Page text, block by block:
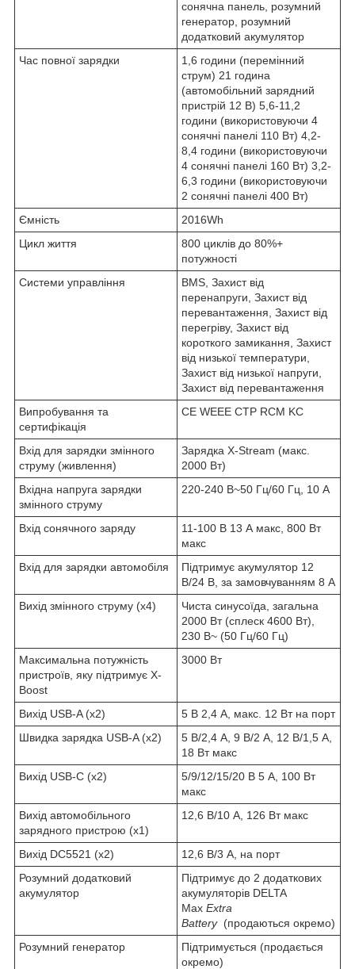
сонячна панель, розумний
генератор, розумний
додатковий акумулятор
Час повної зарядки
1,6 години (перемінний
струм) 21 година
(автомобільний зарядний
пристрій 12 В) 5,6-11,2
години (використовуючи 4
сонячні панелі 110 Вт) 4,2-
8,4 години (використовуючи
4 сонячні панелі 160 Вт) 3,2-
6,3 години (використовуючи
2 сонячні панелі 400 Вт)
Ємність
2016Wh
Цикл життя
800 циклів до 80%+
потужності
Системи управління
BMS, Захист від
перенапруги, Захист від
перевантаження, Захист від
перегріву, Захист від
короткого замикання, Захист
від низької температури,
Захист від низької напруги,
Захист від перевантаження
Випробування та
сертифікація
CE WEEE CTP RCM KC
Вхід для зарядки змінного
струму (живлення)
Зарядка X-Stream (макс.
2000 Вт)
Вхідна напруга зарядки
змінного струму
220-240 В~50 Гц/60 Гц, 10 А
Вхід сонячного заряду
11-100 В 13 А макс, 800 Вт
макс
Вхід для зарядки автомобіля
Підтримує акумулятор 12
В/24 В, за замовчуванням 8 А
Вихід змінного струму (x4)
Чиста синусоїда, загальна
2000 Вт (сплеск 4600 Вт),
230 В~ (50 Гц/60 Гц)
Максимальна потужність
пристроїв, яку підтримує X-
Boost
3000 Вт
Вихід USB-A (x2)
5 В 2,4 А, макс. 12 Вт на порт
Швидка зарядка USB-A (x2)
5 В/2,4 А, 9 В/2 А, 12 В/1,5 А,
18 Вт макс
Вихід USB-C (x2)
5/9/12/15/20 В 5 А, 100 Вт
макс
Вихід автомобільного
зарядного пристрою (x1)
12,6 В/10 А, 126 Вт макс
Вихід DC5521 (x2)
12,6 В/3 А, на порт
Розумний додатковий
акумулятор
Підтримує до 2 додаткових
акумуляторів DELTA
Max Extra
Battery (продаються окремо)
Розумний генератор
Підтримується (продається
окремо)